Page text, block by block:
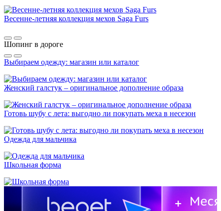
Весенне-летняя коллекция мехов Saga Furs
Шопинг в дороге
Выбираем одежду: магазин или каталог
Женский галстук – оригинальное дополнение образа
Готовь шубу с лета: выгодно ли покупать меха в несезон
Одежда для мальчика
Школьная форма